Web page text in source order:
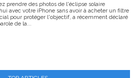
prendre des photos de l'éclipse solaire
avec votre iPhone sans avoir à acheter un filtre
pour protéger l'objectif, a récemment déclaré
de la...